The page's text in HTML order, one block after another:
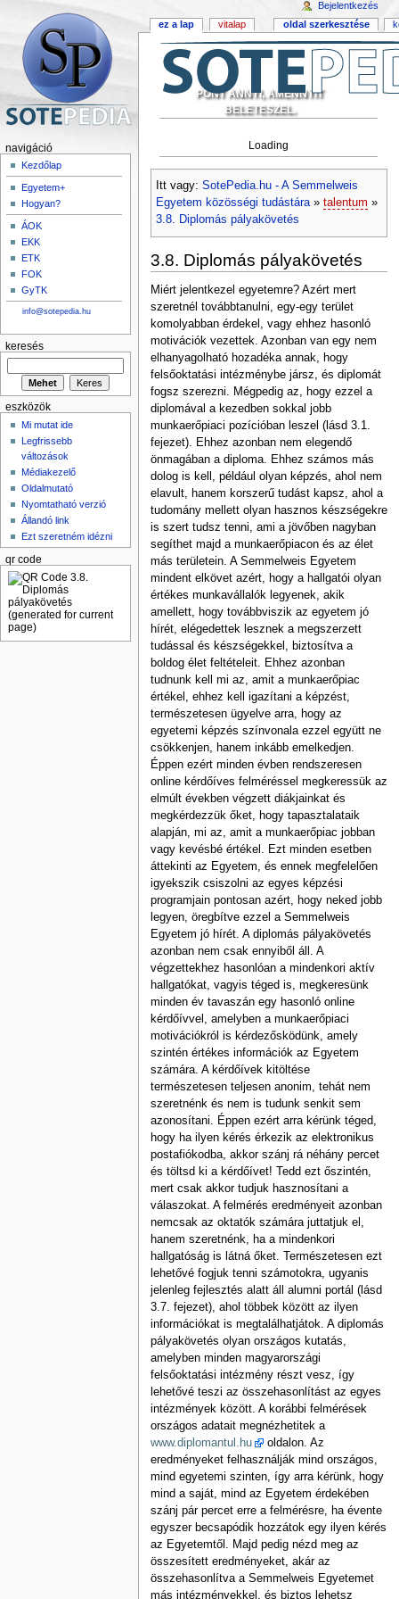
PONT ANNYI, AMENNYIT
BELETESZEL.
Loading
Itt vagy: SotePedia.hu - A Semmelweis
Egyetem közösségi tudástára» talentum »
3.8. Diplomás pályakövetés
3.8. Diplomás pályakövetés
Miért jelentkezel egyetemre? Azért mert
szeretnél továbbtanulni, egy-egy terület
komolyabban érdekel, vagy ehhez hasonló
motivációk vezettek. Azonban van egy nem
elhanyagolható hozadéka annak, hogy
felsőoktatási intézménybe jársz, és diplomát
fogsz szerezni. Mégpedig az, hogy ezzel a
diplomával a kezedben sokkal jobb
munkaerőpiaci pozícióban leszel (lásd 3.1.
fejezet). Ehhez azonban nem elegendő
önmagában a diploma. Ehhez számos más
dolog is kell, például olyan képzés, ahol nem
elavult, hanem korszerű tudást kapsz, ahol a
tudomány mellett olyan hasznos készségekre
is szert tudsz tenni, ami a jövőben nagyban
segíthet majd a munkaerőpiacon és az élet
más területein. A Semmelweis Egyetem
mindent elkövet azért, hogy a hallgatói olyan
értékes munkavállalók legyenek, akik
amellett, hogy továbbviszik az egyetem jó
hírét, elégedettek lesznek a megszerzett
tudással és készségekkel, biztosítva a
boldog élet feltételeit. Ehhez azonban
tudnunk kell mi az, amit a munkaerőpiac
értékel, ehhez kell igazítani a képzést,
természetesen ügyelve arra, hogy az
egyetemi képzés színvonala ezzel együtt ne
csökkenjen, hanem inkább emelkedjen.
Éppen ezért minden évben rendszeresen
online kérdőíves felméréssel megkeressük az
elmúlt években végzett diákjainkat és
megkérdezzük őket, hogy tapasztalataik
alapján, mi az, amit a munkaerőpiac jobban
vagy kevésbé értékel. Ezt minden esetben
áttekinti az Egyetem, és ennek megfelelően
igyekszik csiszolni az egyes képzési
programjain pontosan azért, hogy neked jobb
legyen, öregbítve ezzel a Semmelweis
Egyetem jó hírét. A diplomás pályakövetés
azonban nem csak ennyiből áll. A
végzettekhez hasonlóan a mindenkori aktív
hallgatókat, vagyis téged is, megkeresünk
minden év tavaszán egy hasonló online
kérdőívvel, amelyben a munkaerőpiaci
motivációkról is kérdezősködünk, amely
szintén értékes információk az Egyetem
számára. A kérdőívek kitöltése
természetesen teljesen anonim, tehát nem
szeretnénk és nem is tudunk senkit sem
azonosítani. Éppen ezért arra kérünk téged,
hogy ha ilyen kérés érkezik az elektronikus
postafiókodba, akkor szánj rá néhány percet
és töltsd ki a kérdőívet! Tedd ezt őszintén,
mert csak akkor tudjuk hasznosítani a
válaszokat. A felmérés eredményeit azonban
nemcsak az oktatók számára juttatjuk el,
hanem szeretnénk, ha a mindenkori
hallgatóság is látná őket. Természetesen ezt
lehetővé fogjuk tenni számotokra, ugyanis
jelenleg fejlesztés alatt áll alumni portál (lásd
3.7. fejezet), ahol többek között az ilyen
információkat is megtalálhatjátok. A diplomás
pályakövetés olyan országos kutatás,
amelyben minden magyarországi
felsőoktatási intézmény részt vesz, így
lehetővé teszi az összehasonlítást az egyes
intézmények között. A korábbi felmérések
országos adatait megnézhetitek a
www.diplomantul.hu
oldalon. Az
eredményeket felhasználják mind országos,
mind egyetemi szinten, így arra kérünk, hogy
mind a saját, mind az Egyetem érdekében
szánj pár percet erre a felmérésre, ha évente
egyszer becsapódik hozzátok egy ilyen kérés
az Egyetemtől. Majd pedig nézd meg az
összesített eredményeket, akár az
összehasonlítva a Semmelweis Egyetemet
más intézményekkel, és biztos lehetsz
ez a lap vitalap oldal szerkesztése
Bejelentkezés
navigáció
Kezdőlap
Egyetem+
Hogyan?
ÁOK
EKK
ETK
FOK
GyTK
info@sotepedia.hu
keresés
eszközök
Mi mutat ide
Legfrissebb
változások
Médiakezelő
Oldalmutató
Nyomtatható verzió
Állandó link
Ezt szeretném idézni
qr code